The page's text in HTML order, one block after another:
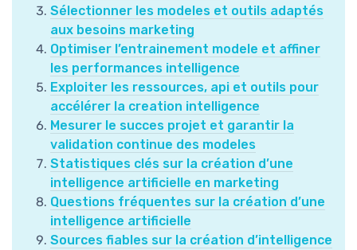
Sélectionner les modeles et outils adaptés
aux besoins marketing
Optimiser l’entrainement modele et affiner
les performances intelligence
Exploiter les ressources, api et outils pour
accélérer la creation intelligence
Mesurer le succes projet et garantir la
validation continue des modeles
Statistiques clés sur la création d’une
intelligence artificielle en marketing
Questions fréquentes sur la création d’une
intelligence artificielle
Sources fiables sur la création d’intelligence